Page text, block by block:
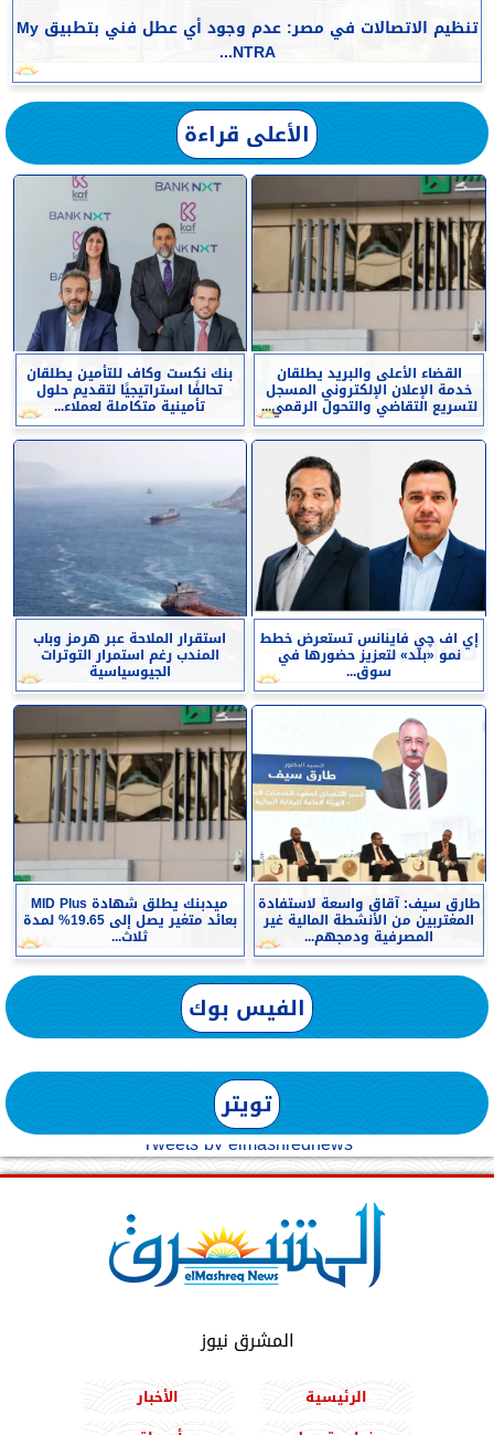
تنظيم الاتصالات في مصر: عدم وجود أي عطل فني بتطبيق My
NTRA...
الأعلى قراءة
القضاء الأعلى والبريد يطلقان
خدمة الإعلان الإلكتروني المسجل
لتسريع التقاضي والتحول الرقمي...
بنك نكست وكاف للتأمين يطلقان
تحالفًا استراتيجيًا لتقديم حلول
تأمينية متكاملة لعملاء...
إي اف چي فاينانس تستعرض خطط
نمو «بلد» لتعزيز حضورها في
سوق...
استقرار الملاحة عبر هرمز وباب
المندب رغم استمرار التوترات
الجيوسياسية
طارق سيف: آقاق واسعة لاستفادة
المغتربين من الأنشطة المالية غير
المصرفية ودمجهم...
ميدبنك يطلق شهادة MID Plus
بعائد متغير يصل إلى 19.65% لمدة
ثلاث...
الفيس بوك
تويتر
Tweets by elmashreqnews
المشرق نيوز
الرئيسية
الأخبار